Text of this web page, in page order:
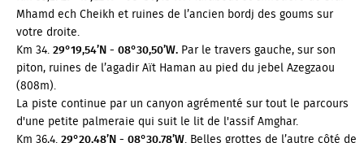
Mhamd ech Cheikh et ruines de l’ancien bordj des goums sur
votre droite.
Km 34.29°19,54’N - 08°30,50’W. Par le travers gauche, sur son
piton, ruines de l’agadir Aït Haman au pied du jebel Azegzaou
(808m).
La piste continue par un canyon agrémenté sur tout le parcours
d'une petite palmeraie qui suit le lit de l'assif Amghar.